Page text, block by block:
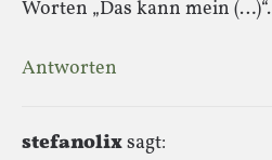
Worten „Das kann mein (…)“.
Antworten
stefanolixsagt: